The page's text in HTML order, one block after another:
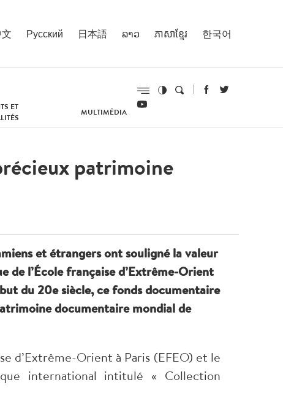
Русский 日本語 ລາວ ភាសាខ្មែរ 한국어
ET
MULTIMÉDIA
patrimoine
et étrangers ont souligné la valeur
l’École française d’Extrême-Orient
du 20e siècle, ce fonds documentaire
documentaire mondial de
d’Extrême-Orient à Paris (EFEO) et le
international intitulé « Collection